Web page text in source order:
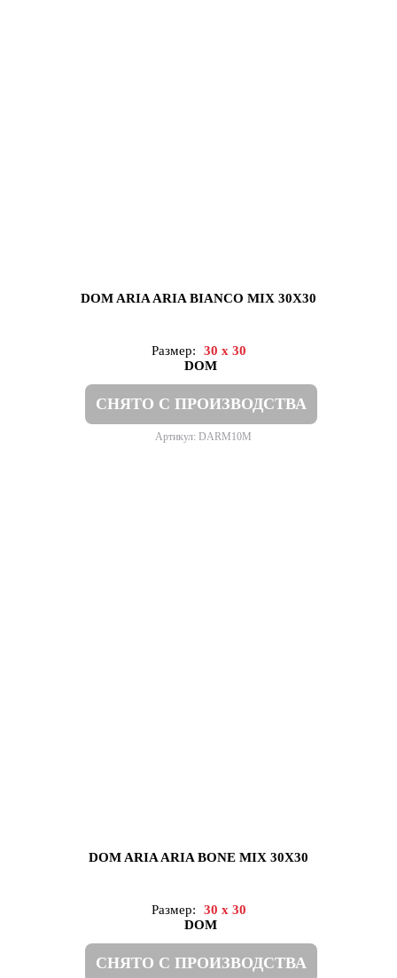
DOM ARIA ARIA BIANCO MIX 30X30
Размер:
30 x 30
DOM
СНЯТО С ПРОИЗВОДСТВА
Артикул: DARM10M
DOM ARIA ARIA BONE MIX 30X30
Размер:
30 x 30
DOM
СНЯТО С ПРОИЗВОДСТВА